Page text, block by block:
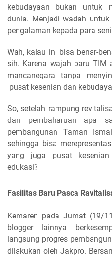
kebudayaan bukan untuk
dunia. Menjadi wadah
pengalaman kepada para
Wah, kalau ini bisa benar-
sih. Karena wajah baru TIM
mancanegara tanpa
pusat kesenian dan
So, setelah rampung
dan pembaharuan apa
pembangunan Taman
sehingga bisa
yang juga pusat
edukasi?
Fasilitas Baru Pasca
Kemaren pada Jumat (19/
blogger lainnya
langsung progres
dilakukan oleh Jakpro.